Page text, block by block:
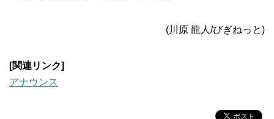
(川原 龍人/びぎねっと)
[関連リンク]
アナウンス